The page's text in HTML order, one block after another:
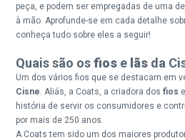
peça, e podem ser empregadas de uma
à mão. Aprofunde-se em cada detalhe
conheça tudo sobre eles a seguir!
Quais são osfios e lãs da
Um dos vários fios que se destacam em
Cisne. Aliás, a Coats, a criadora dosfios e
história de servir os consumidores e
por mais de 250 anos.
A Coats tem sido um dos maiores